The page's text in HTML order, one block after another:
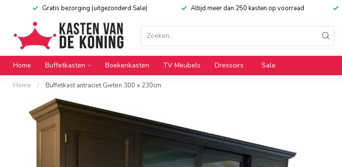
Gratis bezorging (uitgezonderd Sale) Altijd meer dan 250 kasten op voorraad
Home Buffetkasten Boekenkasten TV Meubels Dressoirs Sale
Home / Buffetkast antraciet Gieten 300 x 230cm